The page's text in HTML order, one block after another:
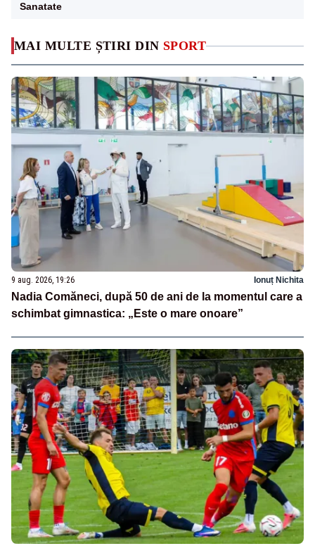
MAI MULTE ȘTIRI DIN SPORT
9 aug. 2026, 19:26 Ionuț Nichita
Nadia Comăneci, după 50 de ani de la momentul care a
schimbat gimnastica: „Este o mare onoare”
Sanatate